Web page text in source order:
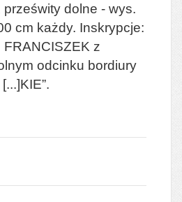
dolne - wys.
cm każdy. Inskrypcje:
FRANCISZEK z
odcinku bordiury